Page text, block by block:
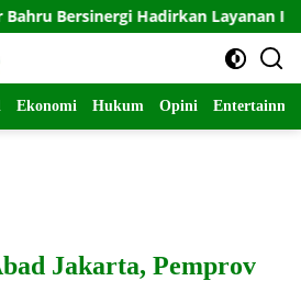
Hadirkan Layanan Isbat Nikah
Ekonomi Hukum Opini
Jakarta, Pemprov